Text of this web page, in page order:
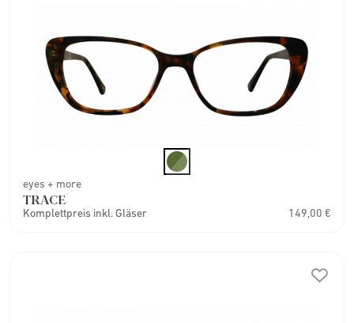
eyes + more
TRACE
Komplettpreis inkl. Gläser 149,00 €